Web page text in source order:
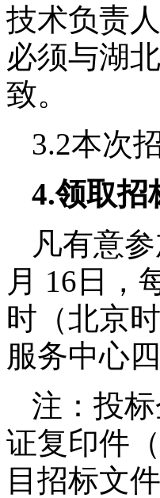
技术负责
必须与湖
致。
3.2本次
4.领取招
凡有意
月 16 日，
时（北京
服务中心
注：投
证复印件
目招标文